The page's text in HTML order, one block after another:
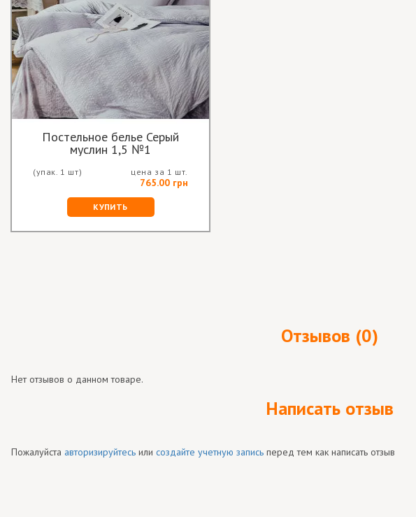
Постельное белье Серый
муслин 1,5 №1
(упак. 1 шт) цена за 1 шт.
765.00 грн
КУПИТЬ
Отзывов (0)
Нет отзывов о данном товаре.
Написать отзыв
Пожалуйста авторизируйтесь или создайте учетную запись перед тем как написать отзыв